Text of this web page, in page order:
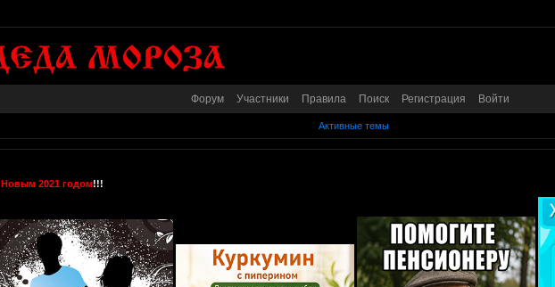
Форум Участники Правила Поиск Регистрация Войти
Активные темы
Новым 2021 годом!!!